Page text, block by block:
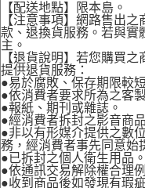
【配送地點】限本島。
【注意事項】網路售出
款、退換貨服務。若與實
主。
【退貨說明】若您購買
提供退貨服務：
●易於腐敗、保存期限較
●依消費者要求所為之客
●報紙、期刊或雜誌。
●經消費者拆封之影音商
●非以有形媒介提供之數
務，經消費者事先同意始
●已拆封之個人衛生用品。
●依通訊交易解除權合理
●收到商品後如發現有瑕